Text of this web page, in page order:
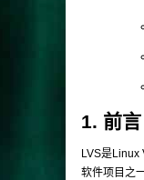
1. 前言
LVS是Linux
软件项目之